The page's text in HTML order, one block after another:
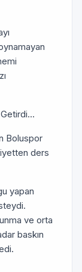
Boluspor
ders
yapan
ve orta
baskın